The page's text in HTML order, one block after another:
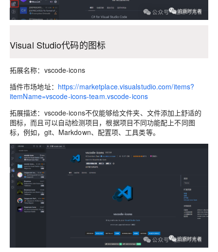
Visual Studio代码的图标
拓展名称：vscode-icons
插件市场地址： https://marketplace.visualstudio.com/items?
itemName=vscode-icons-team.vscode-icons
拓展描述：vscode-icons不仅能够给文件夹、文件添加上舒适的
图标，而且可以自动检测项目，根据项目不同功能配上不同图
标，例如，git、Markdown、配置项、工具类等。